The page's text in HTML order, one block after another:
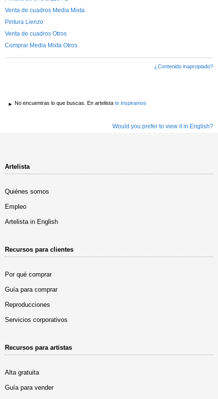
Venta de cuadros Media Mixta
Pintura Lienzo
Venta de cuadros Otros
Comprar Media Mixta Otros
¿Contenido inapropiado?
No encuentras lo que buscas. En artelista te inspiramos
Would you prefer to view it in English?
Artelista
Quiénes somos
Empleo
Artelista in English
Recursos para clientes
Por qué comprar
Guía para comprar
Reproducciones
Servicios corporativos
Recursos para artistas
Alta gratuita
Guía para vender